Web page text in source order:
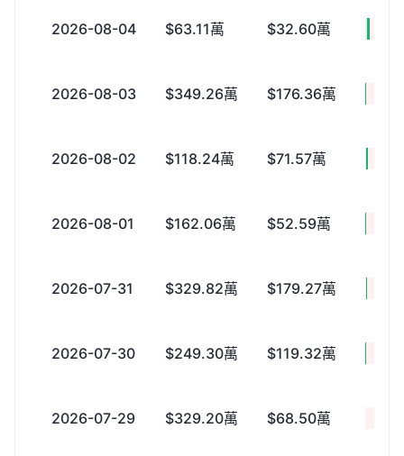
2026-08-04 $63.11萬 $32.60萬
2026-08-03 $349.26萬 $176.36萬
2026-08-02 $118.24萬 $71.57萬
2026-08-01 $162.06萬 $52.59萬
2026-07-31 $329.82萬 $179.27萬
2026-07-30 $249.30萬 $119.32萬
2026-07-29 $329.20萬 $68.50萬